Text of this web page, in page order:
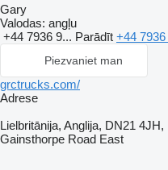
Gary
Valodas: angļu
+44 7936 9... Parādīt +44
Piezvaniet man
grctrucks.com/
Adrese
Lielbritānija, Anglija, DN21
Gainsthorpe Road East